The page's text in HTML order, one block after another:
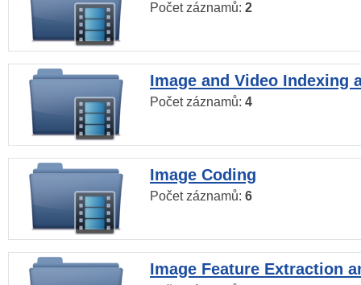
Počet záznamů: 2
Image and Video Indexing
Počet záznamů: 4
Image Coding
Počet záznamů: 6
Image Feature Extraction